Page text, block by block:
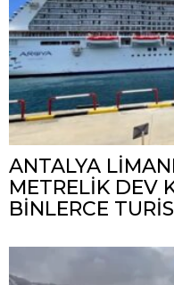
ANTALYA
METRELİK DEV
BİNLERCE